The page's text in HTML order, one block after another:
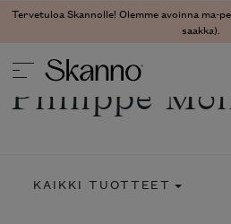
Tervetuloa Skannolle! Olemme avoinna ma-
saakka).
Philippe
KAIKKI TUOTTEET